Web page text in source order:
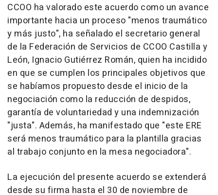
CCOO ha valorado este acuerdo como un avance
importante hacia un proceso "menos traumático
y más justo", ha señalado el secretario general
de la Federación de Servicios de CCOO Castilla y
León, Ignacio Gutiérrez Román, quien ha incidido
en que se cumplen los principales objetivos que
se habíamos propuesto desde el inicio de la
negociación como la reducción de despidos,
garantía de voluntariedad y una indemnización
"justa". Además, ha manifestado que "este ERE
será menos traumático para la plantilla gracias
al trabajo conjunto en la mesa negociadora".
La ejecución del presente acuerdo se extenderá
desde su firma hasta el 30 de noviembre de